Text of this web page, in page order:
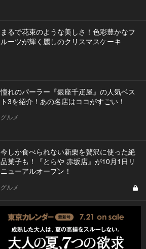
まるで花束のような美しさ！色彩豊かなフ
ルーツが輝く麗しのクリスマスケーキ
憧れのパーラー『銀座千疋屋』の人気ベス
ト3を紹介！あの名店はココがすごい！
グルメ
今しか食べられない新栗を贅沢に使った絶
品菓子も！『とらや 赤坂店』が10月1日リ
ニューアルオープン！
グルメ